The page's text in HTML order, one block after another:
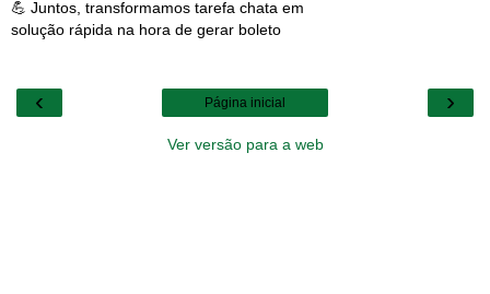
💪 Juntos, transformamos tarefa chata em
solução rápida na hora de gerar boleto
‹ ›
Página inicial
Ver versão para a web